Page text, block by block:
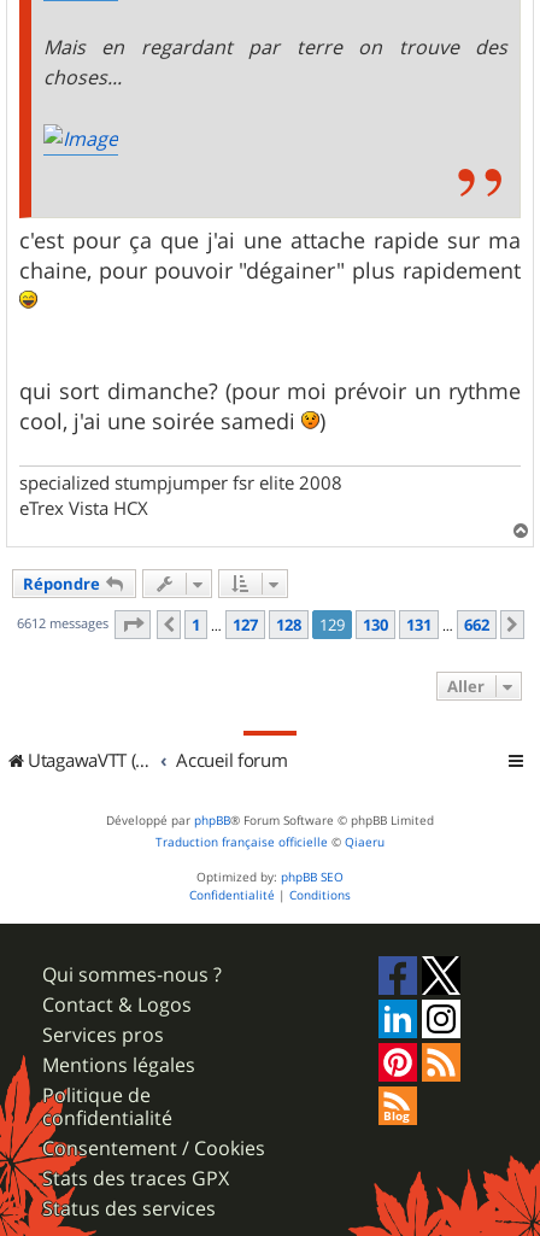
Mais en regardant par terre on trouve des
choses...
c'est pour ça que j'ai une attache rapide sur ma
chaine, pour pouvoir "dégainer" plus rapidement
qui sort dimanche? (pour moi prévoir un rythme
cool, j'ai une soirée samedi
)
specialized stumpjumper fsr elite 2008
eTrex Vista HCX
a
Répondre
6612 messages Page 129 sur662
Précédent
1 … 127 128 129 130 131 … 662
Aller
UtagawaVTT (Randos VTT et VTTAE avec traces GPS) Accueil forum
Développé par phpBB® Forum Software © phpBB Limited
Traduction française officielle © Qiaeru
Optimized by: phpBB SEO
Confidentialité | Conditions
Qui sommes-nous ?
Contact & Logos
Services pros
Mentions légales
Politique de
confidentialité
Consentement / Cookies
Stats des traces GPX
Status des services